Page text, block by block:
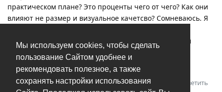
Мы используем cookies, чтобы сделать
пользование Сайтом удобнее и
рекомендовать полезное, а также
сохранять настройки использования
практическом плане? Это проценты чего от чего? Как они
влияют не размер и визуальное качетсво? Сомневаюсь. Я
задачи. Зная задачу просто выбираешь правильный
профиль и вперед:
https://tonfotos.com/ru/jpg_converter.html
Ответить